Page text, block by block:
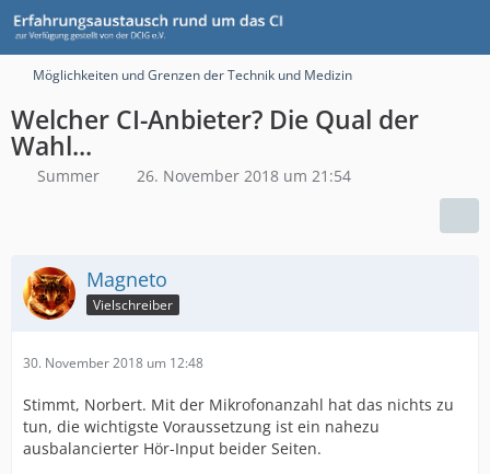
Möglichkeiten und Grenzen der Technik und Medizin
Welcher CI-Anbieter? Die Qual der
Wahl...
Summer 26. November 2018 um 21:54
Magneto
Vielschreiber
30. November 2018 um 12:48
Stimmt, Norbert. Mit der Mikrofonanzahl hat das nichts zu
tun, die wichtigste Voraussetzung ist ein nahezu
ausbalancierter Hör-Input beider Seiten.